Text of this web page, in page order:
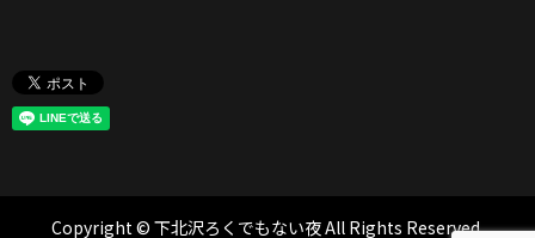
Copyright © 下北沢ろくでもない夜 All Rights Reserved.